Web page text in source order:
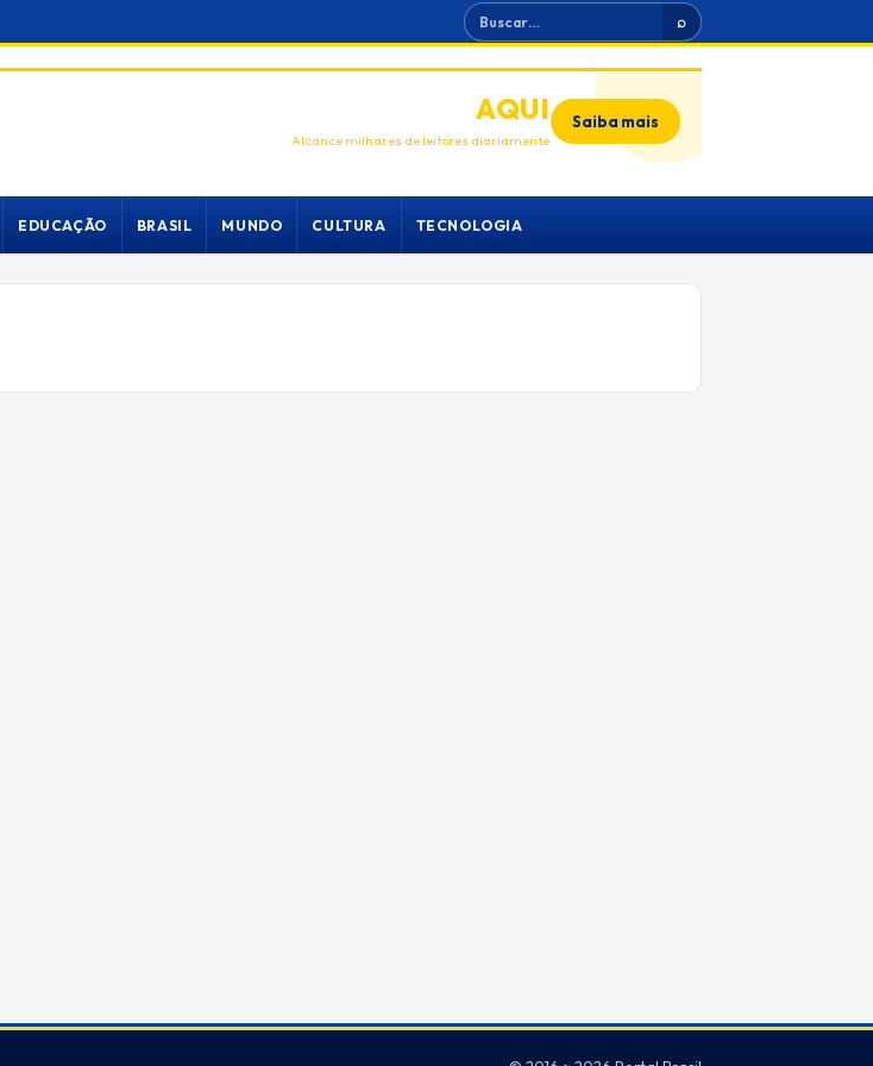
Buscar ⌕
ANUNCIEAQUI
Alcance milhares de leitores diariamente
Saiba mais
EDUCAÇÃO BRASIL MUNDO CULTURA TECNOLOGIA